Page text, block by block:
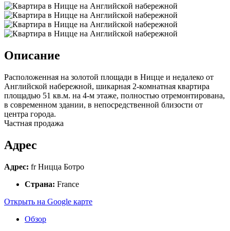
Описание
Расположенная на золотой площади в Ницце и недалеко от
Английской набережной, шикарная 2-комнатная квартира
площадью 51 кв.м. на 4-м этаже, полностью отремонтирована,
в современном здании, в непосредственной близости от
центра города.
Частная продажа
Адрес
Адрес: fr Ницца Ботро
Страна: France
Открыть на Google карте
Обзор